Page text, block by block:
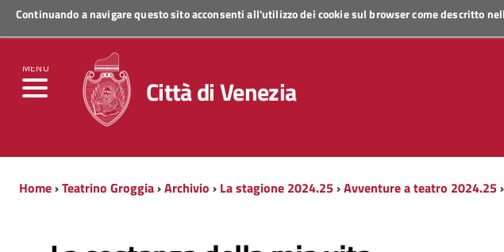
Continuando a navigare questo sito acconsenti all'utilizzo dei cookie sul browser come descritto
MENU
Regione Veneto
Città di Venezia
Home›Teatrino Groggia›Archivio › La stagione 2024.25›Avventure a teatro 2024.25